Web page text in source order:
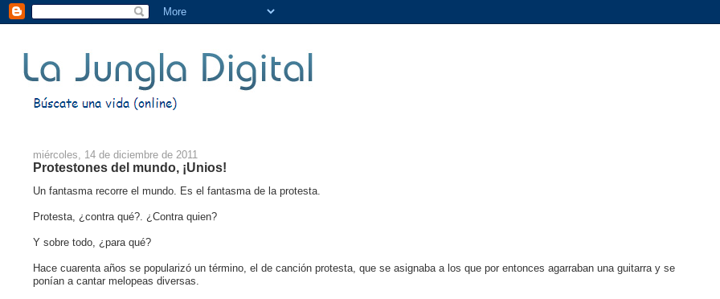
miércoles, 14 de diciembre de 2011
Protestones del mundo, ¡Unios!
Un fantasma recorre el mundo. Es el fantasma de la protesta.
Protesta, ¿contra qué?. ¿Contra quien?
Y sobre todo, ¿para qué?
Hace cuarenta años se popularizó un término, el de canción protesta, que se asignaba a los que por entonces agarraban una guitarra y se
ponían a cantar melopeas diversas.